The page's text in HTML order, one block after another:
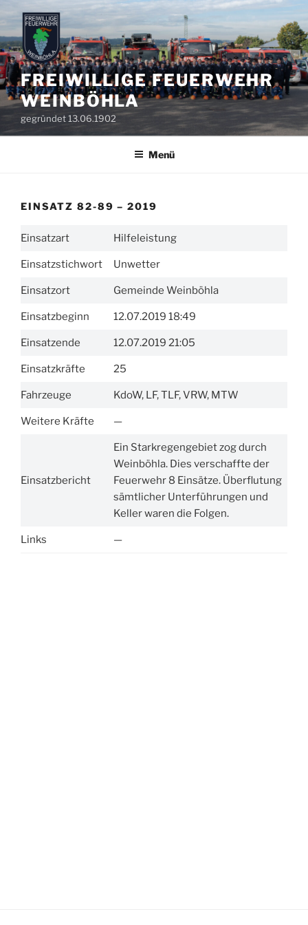
Inhalt
springen
FREIWILLIGE FEUERWEHR
WEINBÖHLA
gegründet 13.06.1902
Menü
EINSATZ 82-89 – 2019
Einsatzart Hilfeleistung
Einsatzstichwort Unwetter
Einsatzort Gemeinde Weinböhla
Einsatzbeginn 12.07.2019 18:49
Einsatzende 12.07.2019 21:05
Einsatzkräfte 25
Fahrzeuge KdoW, LF, TLF, VRW, MTW
Weitere Kräfte —
Einsatzbericht
Ein Starkregengebiet zog durch
Weinböhla. Dies verschaffte der
Feuerwehr 8 Einsätze. Überflutung
sämtlicher Unterführungen und
Keller waren die Folgen.
Links —